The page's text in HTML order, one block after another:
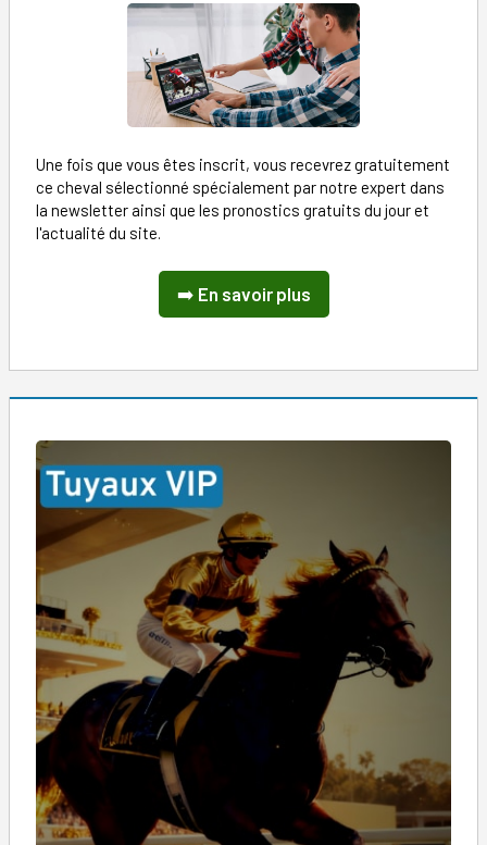
Une fois que vous êtes inscrit, vous recevrez gratuitement
ce cheval sélectionné spécialement par notre expert dans
la newsletter ainsi que les pronostics gratuits du jour et
l'actualité du site.
➡️ En savoir plus